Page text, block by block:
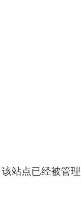
站点已经被管